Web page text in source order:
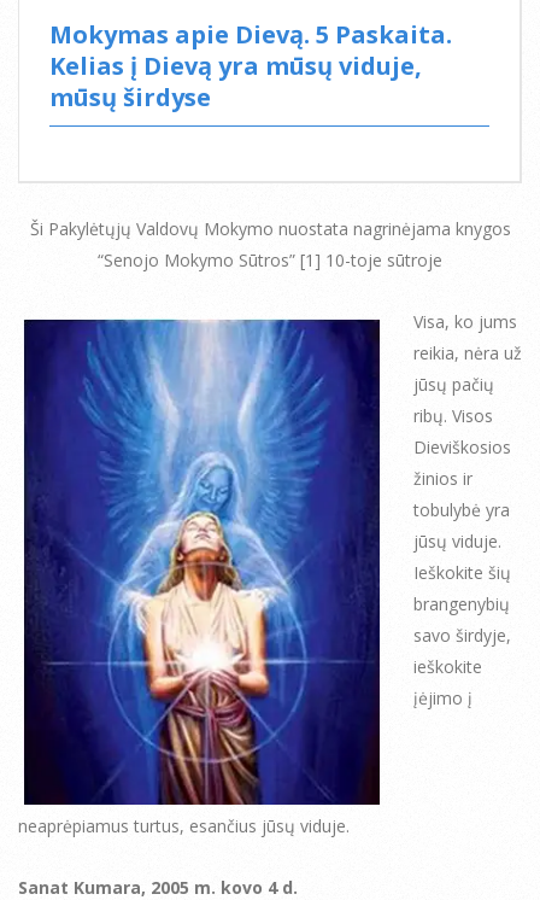
Mokymas apie Dievą. 5 Paskaita.
Kelias į Dievą yra mūsų viduje,
mūsų širdyse
Ši Pakylėtųjų Valdovų Mokymo nuostata nagrinėjama knygos
“Senojo Mokymo Sūtros” [1] 10-toje sūtroje
Visa, ko jums
reikia, nėra už
jūsų pačių
ribų. Visos
Dieviškosios
žinios ir
tobulybė yra
jūsų viduje.
Ieškokite šių
brangenybių
savo širdyje,
ieškokite
įėjimo į
neaprėpiamus turtus, esančius jūsų viduje.
Sanat Kumara, 2005 m. kovo 4 d.